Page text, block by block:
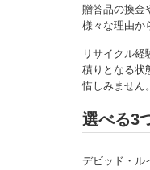
贈答品の換金
様々な理由か
リサイクル
積りとなる状
惜しみません
選べる3
デビッド・ル